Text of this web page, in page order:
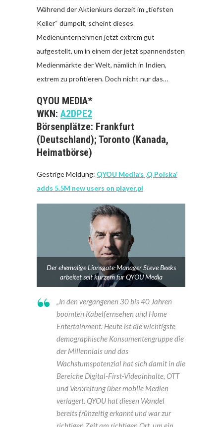
Während der Aktienkurs derzeit im „tiefsten
Keller“ dümpelt, scheint dieses
Medienunternehmen jetzt extrem gut
aufgestellt, um in einem der jetzt spannendsten
Medienmärkte der Welt, nämlich in Indien,
extrem zu profitieren. Doch nicht nur das…
QYOU MEDIA*
WKN: A2DPE2
Börsenplätze: Frankfurt
(Deutschland); Toronto (Kanada,
Heimatbörse)
Gestrige Meldung: QYOU Media’s ‚Q Polska‘
adds 5.5M new users on player.pl
Der ehemalige Lionsgate-Manager Steve Beeks
arbeitet seit kurzem für QYOU Media
„In den vergangenen 30 bis 40 Jahren
boomten Kabelfernsehen und Home
Entertainment. Heute ist die wichtigste
demographische Konsumentengruppe die
der Millennials und das
Wachstumspotenzial hat sich damit in die
Bereiche Digital-First-Videoinhalte, OTT
und Verbreitung über mobile Medien
verlagert. QYOU hat diesen Wandel
bereits frühzeitig erkannt und war zur